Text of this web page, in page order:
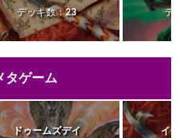
デッキ数：23 デ
タゲーム
ドゥームズデイ イ